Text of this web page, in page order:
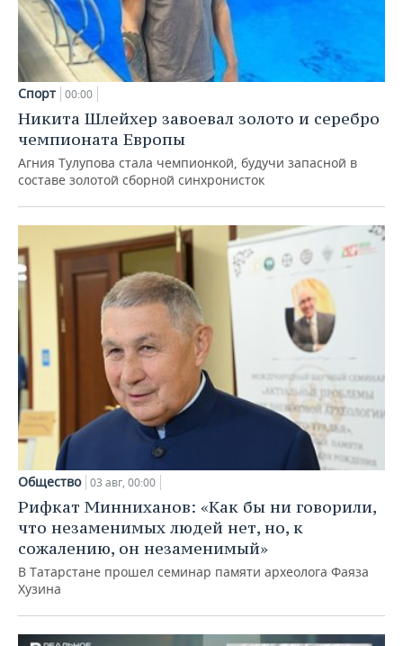
Спорт 00:00
Никита Шлейхер завоевал золото и серебро
чемпионата Европы
Агния Тулупова стала чемпионкой, будучи запасной в
составе золотой сборной синхронисток
Общество 03 авг, 00:00
Рифкат Минниханов: «Как бы ни говорили,
что незаменимых людей нет, но, к
сожалению, он незаменимый»
В Татарстане прошел семинар памяти археолога Фаяза
Хузина